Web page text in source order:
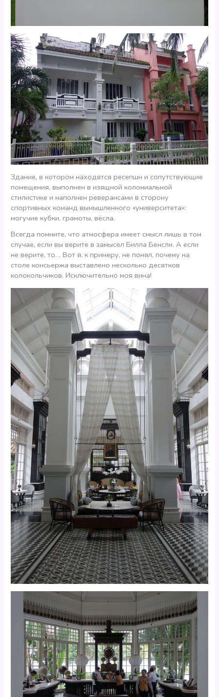
Здание, в котором находятся ресепшн и сопутствующие
помещения, выполнен в изящной колониальной
стилистике и наполнен реверансами в сторону
спортивных команд вымышленного «университета»:
могучие кубки, грамоты, вёсла.
Всегда помните, что атмосфера имеет смысл лишь в том
случае, если вы верите в замысел Билла Бенсли. А если
не верите, то… Вот я, к примеру, не понял, почему на
столе консьержа выставлено несколько десятков
колокольчиков. Исключительно моя вина!